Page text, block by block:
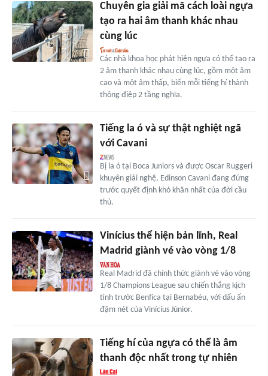
Chuyên gia giải mã cách loài ngựa
tạo ra hai âm thanh khác nhau
cùng lúc
Các nhà khoa học phát hiện ngựa có thể tạo ra
2 âm thanh khác nhau cùng lúc, gồm một âm
cao và một âm thấp, biến mỗi tiếng hí thành
thông điệp 2 tầng nghĩa.
Tiếng la ó và sự thật nghiệt ngã
với Cavani
Bị la ó tại Boca Juniors và được Oscar Ruggeri
khuyên giải nghệ, Edinson Cavani đang đứng
trước quyết định khó khăn nhất của đời cầu
thủ.
Vinícius thể hiện bản lĩnh, Real
Madrid giành vé vào vòng 1/8
Real Madrid đã chính thức giành vé vào vòng
1/8 Champions League sau chiến thắng kịch
tính trước Benfica tại Bernabéu, với dấu ấn
đậm nét của Vinícius Júnior.
Tiếng hí của ngựa có thể là âm
thanh độc nhất trong tự nhiên